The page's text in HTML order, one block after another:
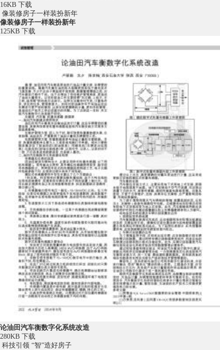
16KB 下载
像装修房子一样装扮新年
像装修房子一样装扮新年
125KB 下载
论油田汽车衡数字化系统改造
280KB 下载
科技引领 “智”造好房子